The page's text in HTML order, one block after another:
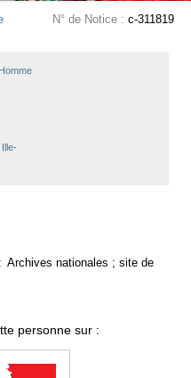
N° de Notice : c-311819
Homme
Archives nationales ; site de
personne sur :